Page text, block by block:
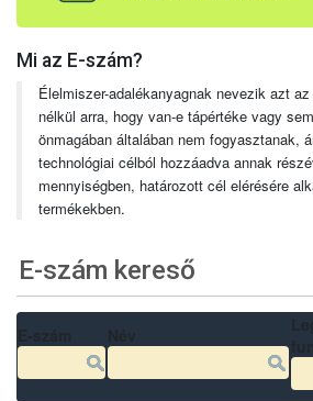
Mi az E-szám?
Élelmiszer-adalékanyagnak nevezik azt
nélkül arra, hogy van-e tápértéke vagy
önmagában általában nem fogyasztanak,
technológiai célból hozzáadva annak
mennyiségben, határozott cél elérésére
termékekben.
E-szám kereső